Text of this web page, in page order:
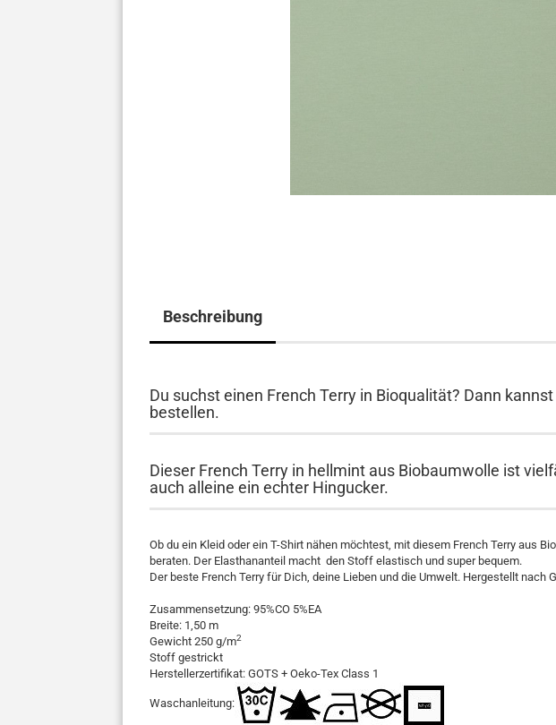
Beschreibung
Du suchst einen French Terry in Bioqualität? Dann
bestellen.
Dieser French Terry in hellmint aus Biobaumwolle ist
auch alleine ein echter Hingucker.
Ob du ein Kleid oder ein T-Shirt nähen möchtest, mit diesem French Terry aus
beraten. Der Elasthananteil macht den Stoff elastisch und super bequem.
Der beste French Terry für Dich, deine Lieben und die Umwelt. Hergestellt nach
Zusammensetzung: 95%CO 5%EA
Breite: 1,50 m
Gewicht 250 g/m2
Stoff gestrickt
Herstellerzertifikat: GOTS + Oeko-Tex Class 1
Waschanleitung: